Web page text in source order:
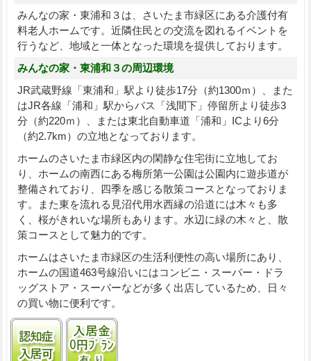
みんなの家・東浦和３は、さいたま市緑区にある介護付有
料老人ホームです。近隣住民との交流を図れるイベントを
行うなど、地域と一体となった環境を提供しております。
みんなの家・東浦和３の周辺環境
JR武蔵野線「東浦和」駅より徒歩17分（約1300ｍ）、また
はJR各線「浦和」駅からバス「浅間下」停留所より徒歩3
分（約220ｍ）、または東北自動車道「浦和」ICより6分
（約2.7km）の立地となっております。
ホームのさいたま市緑区内の閑静な住宅街に立地してお
り、ホームの南西にある梅所第一公園は公園内に遊歩道が
整備されており、四季を感じる散策コースとなっておりま
す。また東を流れる見沼代用水西縁の沿道には木々も多
く、桜がきれいな場所もあります。水辺に緑の木々と、散
策コースとして魅力的です。
ホームはさいたま市緑区の生活利便性の高い場所にあり、
ホームの国道463号線沿いにはコンビニ・スーパー・ドラ
ッグストア・スーパーなどが多く出店しているため、日々
の買い物に便利です。
認知症受け入れ可入居金0円プランあり